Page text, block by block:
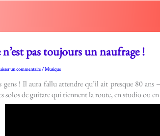
n’est pas toujours un naufrage !
un commentaire/Musique
gens ! Il aura fallu attendre qu’il ait presque 80 ans –
solos de guitare qui tiennent la route, en studio ou